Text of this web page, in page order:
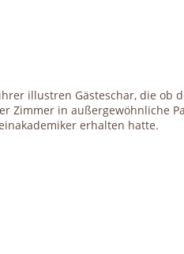
illustren Gästeschar, die ob
Zimmer in außergewöhnliche
kurzem das Diplom zum Weinakademiker erhalten hatte.